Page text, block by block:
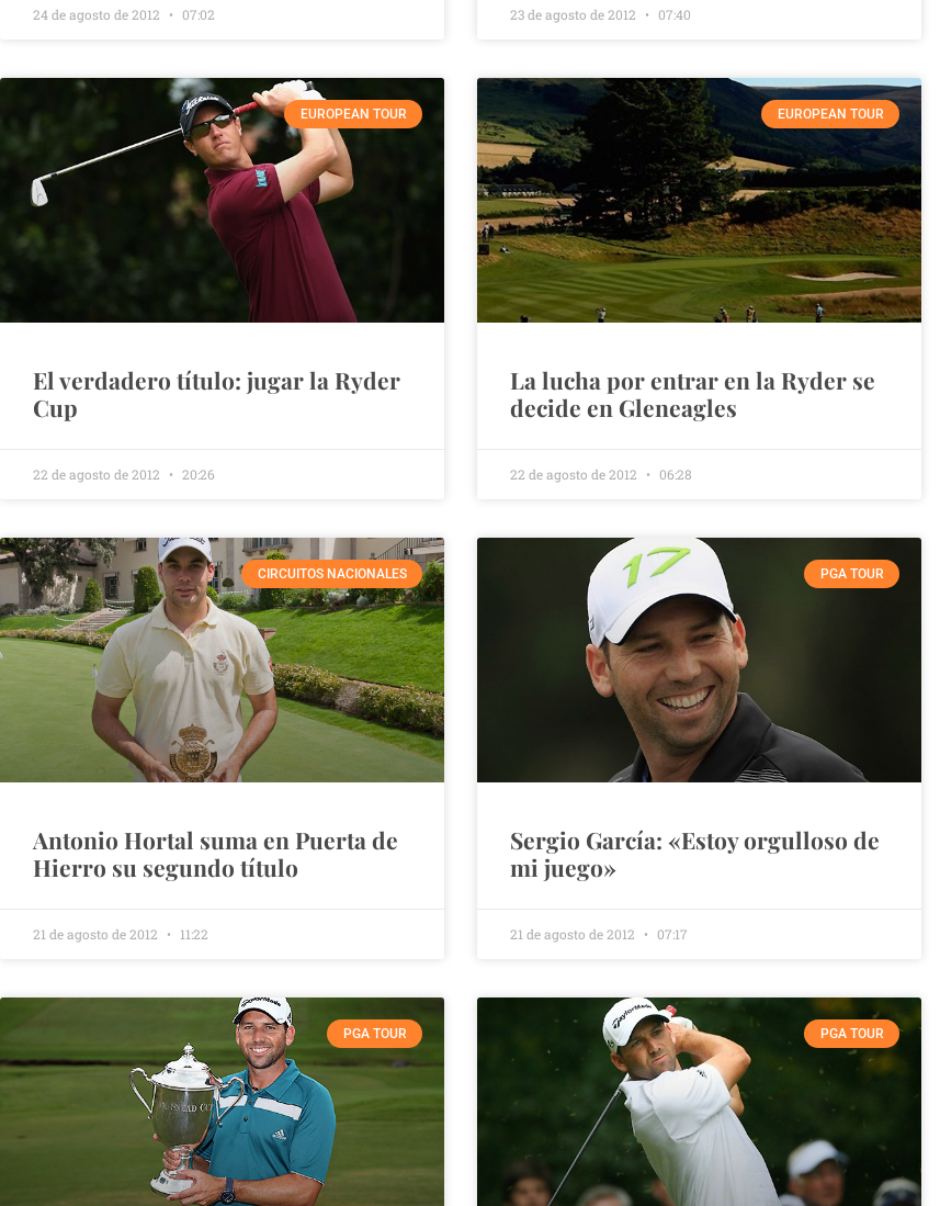
24 de agosto de 2012 07:02 23 de agosto de 2012 07:40
EUROPEAN TOUR
El verdadero título: jugar la Ryder
Cup
22 de agosto de 2012 20:26
EUROPEAN TOUR
La lucha por entrar en la Ryder se
decide en Gleneagles
22 de agosto de 2012 06:28
CIRCUITOS NACIONALES
Antonio Hortal suma en Puerta de
Hierro su segundo título
21 de agosto de 2012 11:22
PGA TOUR
Sergio García: «Estoy orgulloso de
mi juego»
21 de agosto de 2012 07:17
PGA TOUR PGA TOUR